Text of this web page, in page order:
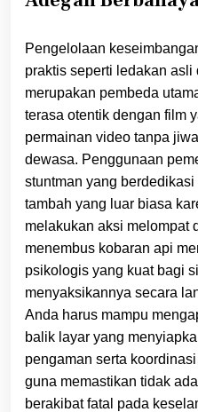
Pengelolaan
praktis seperti ledakan asli
merupakan pembeda
terasa otentik dengan film
permainan video tanpa
dewasa. Penggunaan
stuntman yang
tambah yang luar biasa
melakukan aksi melompat
menembus kobaran api
psikologis yang kuat bagi
menyaksikannya secara
Anda harus mampu
balik layar yang
pengaman serta
guna memastikan tidak
berakibat fatal pada